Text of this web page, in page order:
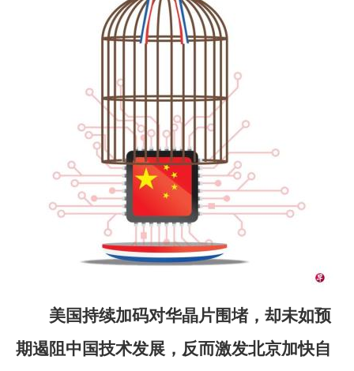
美国持续加码对华晶片围堵，却未如预
期遏阻中国技术发展，反而激发北京加快自